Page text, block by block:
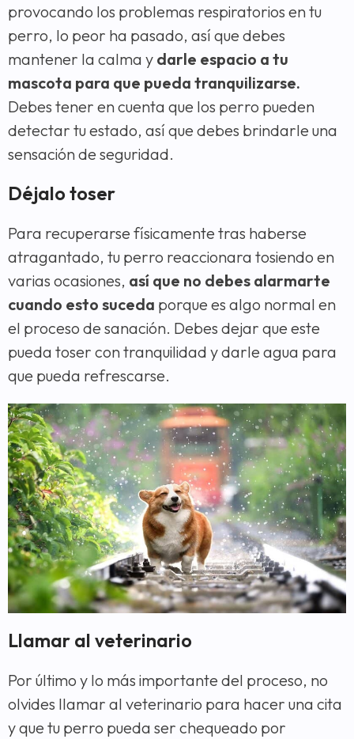
provocando los problemas respiratorios en tu
perro, lo peor ha pasado, así que debes
mantener la calma y darle espacio a tu
mascota para que pueda tranquilizarse.
Debes tener en cuenta que los perro pueden
detectar tu estado, así que debes brindarle una
sensación de seguridad.
Déjalo toser
Para recuperarse físicamente tras haberse
atragantado, tu perro reaccionara tosiendo en
varias ocasiones, así que no debes alarmarte
cuando esto suceda porque es algo normal en
el proceso de sanación. Debes dejar que este
pueda toser con tranquilidad y darle agua para
que pueda refrescarse.
Llamar al veterinario
Por último y lo más importante del proceso, no
olvides llamar al veterinario para hacer una cita
y que tu perro pueda ser chequeado por